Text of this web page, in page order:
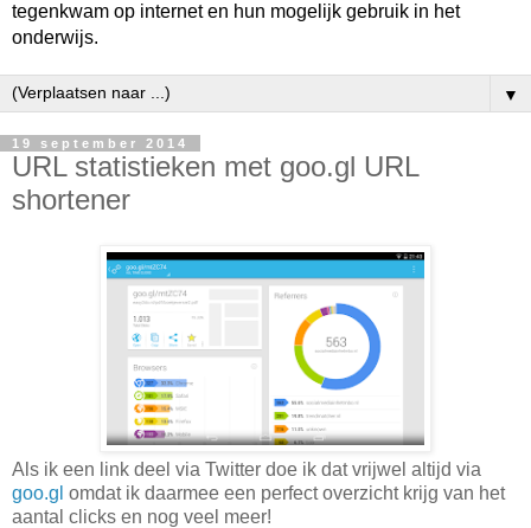
tegenkwam op internet en hun mogelijk gebruik in het
onderwijs.
▼
19 september 2014
URL statistieken met goo.gl URL
shortener
Als ik een link deel via Twitter doe ik dat vrijwel altijd via
goo.gl omdat ik daarmee een perfect overzicht krijg van het
aantal clicks en nog veel meer!